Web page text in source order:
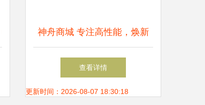
神舟商城 专注高性能，焕新
电脑体验全场景覆盖
查看详情
更新时间：2026-08-07 18:30:18